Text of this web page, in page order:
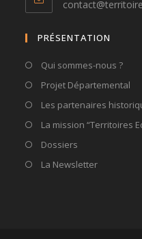
PRÉSENTATION
Qui sommes-nous ?
Projet Départemental
Les partenaires
La mission “Territoires
Dossiers
La Newsletter